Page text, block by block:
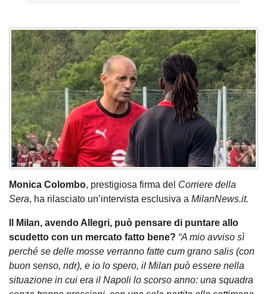
Monica Colombo, prestigiosa firma del Corriere della
Sera, ha rilasciato un’intervista esclusiva a MilanNews.it.
Il Milan, avendo Allegri, può pensare di puntare allo
scudetto con un mercato fatto bene? “A mio avviso sì
perché se delle mosse verranno fatte cum grano salis (con
buon senso, ndr), e io lo spero, il Milan può essere nella
situazione in cui era il Napoli lo scorso anno: una squadra